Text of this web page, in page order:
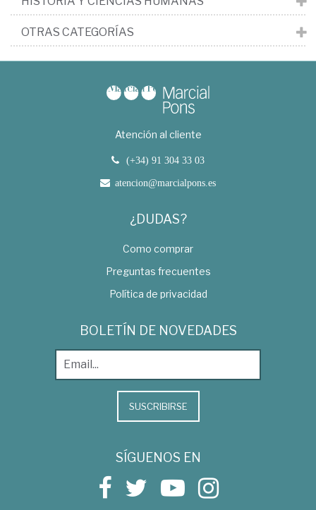
OTRAS CATEGORÍAS
Atención al cliente
(+34) 91 304 33 03
atencion@marcialpons.es
¿DUDAS?
Como comprar
Preguntas frecuentes
Política de privacidad
BOLETÍN DE NOVEDADES
SUSCRIBIRSE
SÍGUENOS EN